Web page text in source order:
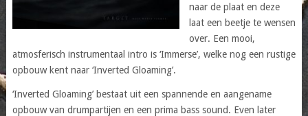
naar de plaat en deze
laat een beetje te wensen
over. Een mooi,
atmosferisch instrumentaal intro is ‘Immerse’, welke nog een rustige
opbouw kent naar ‘Inverted Gloaming’.
‘Inverted Gloaming’ bestaat uit een spannende en aangename
opbouw van drumpartijen en een prima bass sound. Even later